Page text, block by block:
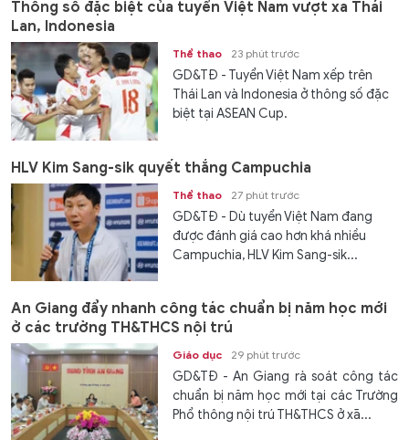
Thông số đặc biệt của tuyển Việt Nam vượt xa Thái
Lan, Indonesia
Thể thao 23 phút trước
GD&TĐ - Tuyển Việt Nam xếp trên
Thái Lan và Indonesia ở thông số đặc
biệt tại ASEAN Cup.
HLV Kim Sang-sik quyết thắng Campuchia
Thể thao 27 phút trước
GD&TĐ - Dù tuyển Việt Nam đang
được đánh giá cao hơn khá nhiều
Campuchia, HLV Kim Sang-sik...
An Giang đẩy nhanh công tác chuẩn bị năm học mới
ở các trường TH&THCS nội trú
Giáo dục 29 phút trước
GD&TĐ - An Giang rà soát công tác
chuẩn bị năm học mới tại các Trường
Phổ thông nội trú TH&THCS ở xã...